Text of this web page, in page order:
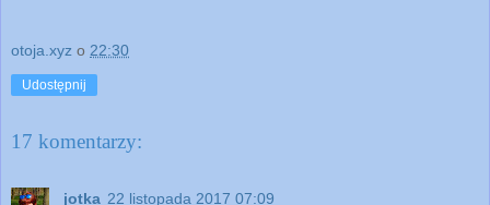
otoja.xyz o 22:30
Udostępnij
17 komentarzy:
jotka 22 listopada 2017 07:09